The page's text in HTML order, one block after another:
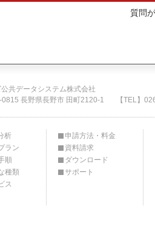
質問
共データシステム株式会社
0815 長野県長野市 田町2120-1
【TEL】
析
ラン
順
種類
ス
申請方法・料金
資料請求
ダウンロード
サポート